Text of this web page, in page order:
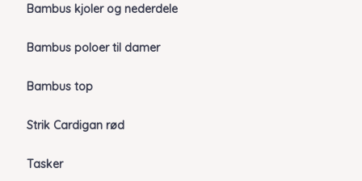
Bambus kjoler og nederdele
Bambus poloer til damer
Bambus top
Strik Cardigan rød
Tasker